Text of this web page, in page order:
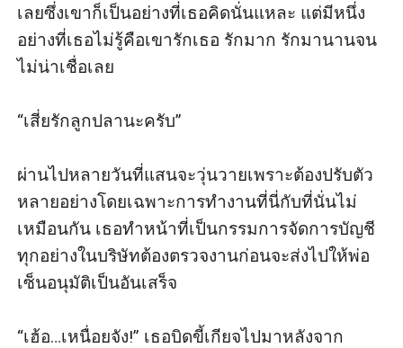
เลยซึ่งเขาก็เป็นอย่างที่เธอคิดนั่นแหละ แต่มีหนึ่ง
อย่างที่เธอไม่รู้คือเขารักเธอ รักมาก รักมานานจน
ไม่น่าเชื่อเลย
“เสี่ยรักลูกปลานะครับ”
ผ่านไปหลายวันที่แสนจะวุ่นวายเพราะต้องปรับตัว
หลายอย่างโดยเฉพาะการทำงานที่นี่กับที่นั่นไม่
เหมือนกัน เธอทำหน้าที่เป็นกรรมการจัดการบัญชี
ทุกอย่างในบริษัทต้องตรวจงานก่อนจะส่งไปให้พ่อ
เซ็นอนุมัติเป็นอันเสร็จ
“เฮ้อ…เหนื่อยจัง!” เธอบิดขี้เกียจไปมาหลังจาก